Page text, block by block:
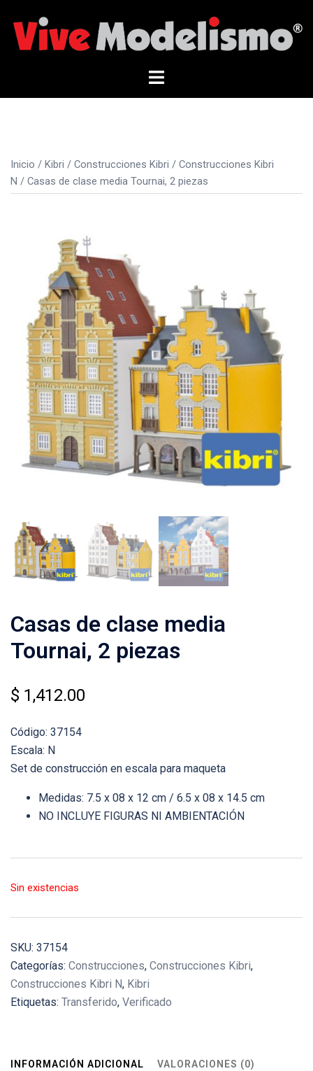
contenido
Alternar
Inicio / Kibri / Construcciones Kibri / Construcciones Kibri
N / Casas de clase media Tournai, 2 piezas
Casas de clase media
Tournai, 2 piezas
$ 1,412.00
Código: 37154
Escala: N
Set de construcción en escala para maqueta
Medidas: 7.5 x 08 x 12 cm / 6.5 x 08 x 14.5 cm
NO INCLUYE FIGURAS NI AMBIENTACIÓN
Sin existencias
SKU: 37154
Categorías: Construcciones, Construcciones Kibri,
Construcciones Kibri N, Kibri
Etiquetas: Transferido, Verificado
INFORMACIÓN ADICIONAL VALORACIONES (0)